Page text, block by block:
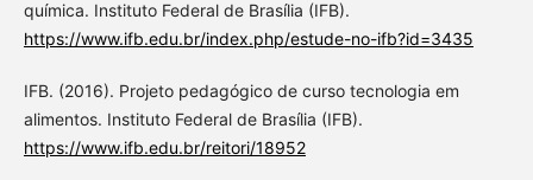
química. Instituto Federal de Brasília (IFB).
https://www.ifb.edu.br/index.php/estude-no-ifb?id=3435
IFB. (2016). Projeto pedagógico de curso tecnologia em
alimentos. Instituto Federal de Brasília (IFB).
https://www.ifb.edu.br/reitori/18952